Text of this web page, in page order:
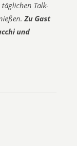
Talk-
Zu Gast
und